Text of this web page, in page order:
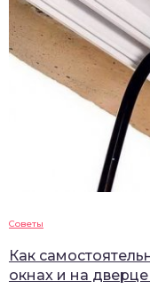
Советы
Как
окнах и на